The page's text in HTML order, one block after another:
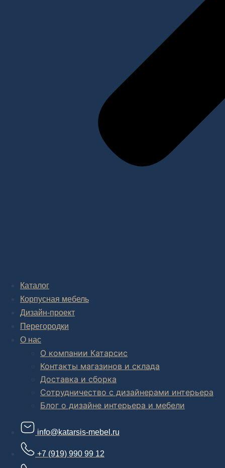
Каталог
Корпусная мебель
Дизайн-проект
Перегородки
О нас
О компании Катарсис
Контакты магазинов и склада
Доставка и сборка
Сотрудничество с дизайнерами интерьера
Блог о дизайне интерьера и мебели
info@katarsis-mebel.ru
+7 (919) 990 99 12